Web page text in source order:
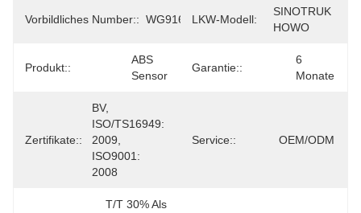
Vorbildliches Number:: WG9160710522
LKW-Modell:
SINOTRUK
HOWO
Produkt::
ABS
Sensor
Garantie::
6
Monate
Zertifikate::
BV,
ISO/TS16949:
2009,
ISO9001:
2008
Service:: OEM/ODM
T/T 30% Als